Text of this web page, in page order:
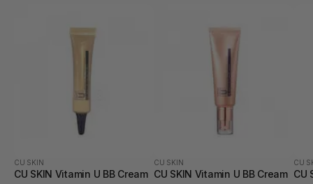
CU SKIN
CU SKIN Vitamin U BB Cream
CU SKIN
CU SKIN Vitamin U BB Cream
CU
CU